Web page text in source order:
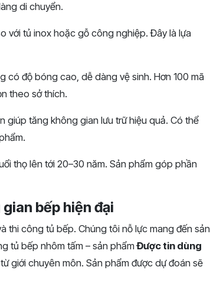
di chuyển.
với tủ inox hoặc gỗ công nghiệp. Đây là lựa
có độ bóng cao, dễ dàng vệ sinh. Hơn 100 mã
theo sở thích.
giúp tăng không gian lưu trữ hiệu quả. Có thể
thọ lên tới 20–30 năm. Sản phẩm góp phần
bếp hiện đại
thi công tủ bếp. Chúng tôi nỗ lực mang đến sản
tủ bếp nhôm tấm – sản phẩmĐược tin dùng
giới chuyên môn. Sản phẩm được dự đoán sẽ